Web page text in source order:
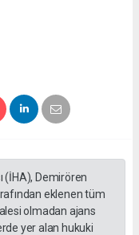
(İHA), Demirören
eklenen tüm
olmadan ajans
yer alan hukuki